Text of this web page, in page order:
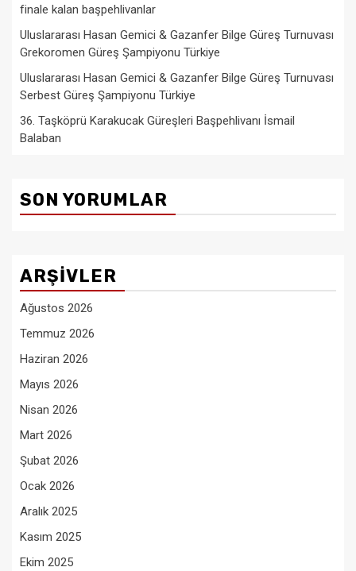
finale kalan başpehlivanlar
Uluslararası Hasan Gemici & Gazanfer Bilge Güreş Turnuvası
Grekoromen Güreş Şampiyonu Türkiye
Uluslararası Hasan Gemici & Gazanfer Bilge Güreş Turnuvası
Serbest Güreş Şampiyonu Türkiye
36. Taşköprü Karakucak Güreşleri Başpehlivanı İsmail
Balaban
SON YORUMLAR
ARŞIVLER
Ağustos 2026
Temmuz 2026
Haziran 2026
Mayıs 2026
Nisan 2026
Mart 2026
Şubat 2026
Ocak 2026
Aralık 2025
Kasım 2025
Ekim 2025